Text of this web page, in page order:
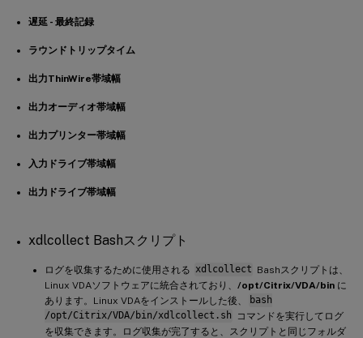
遅延 - 最終記録
ラウンドトリップタイム
出力ThinWire帯域幅
出力オーディオ帯域幅
出力プリンター帯域幅
入力ドライブ帯域幅
出力ドライブ帯域幅
xdlcollect Bashスクリプト
ログを収集するために使用される xdlcollect Bashスクリプトは、
Linux VDAソフトウェアに統合されており、 /opt/Citrix/VDA/bin に
あります。Linux VDAをインストールした後、
bash
/opt/Citrix/VDA/bin/xdlcollect.sh
コマンドを実行してログ
を収集できます。ログ収集が完了すると、スクリプトと同じフォルダ